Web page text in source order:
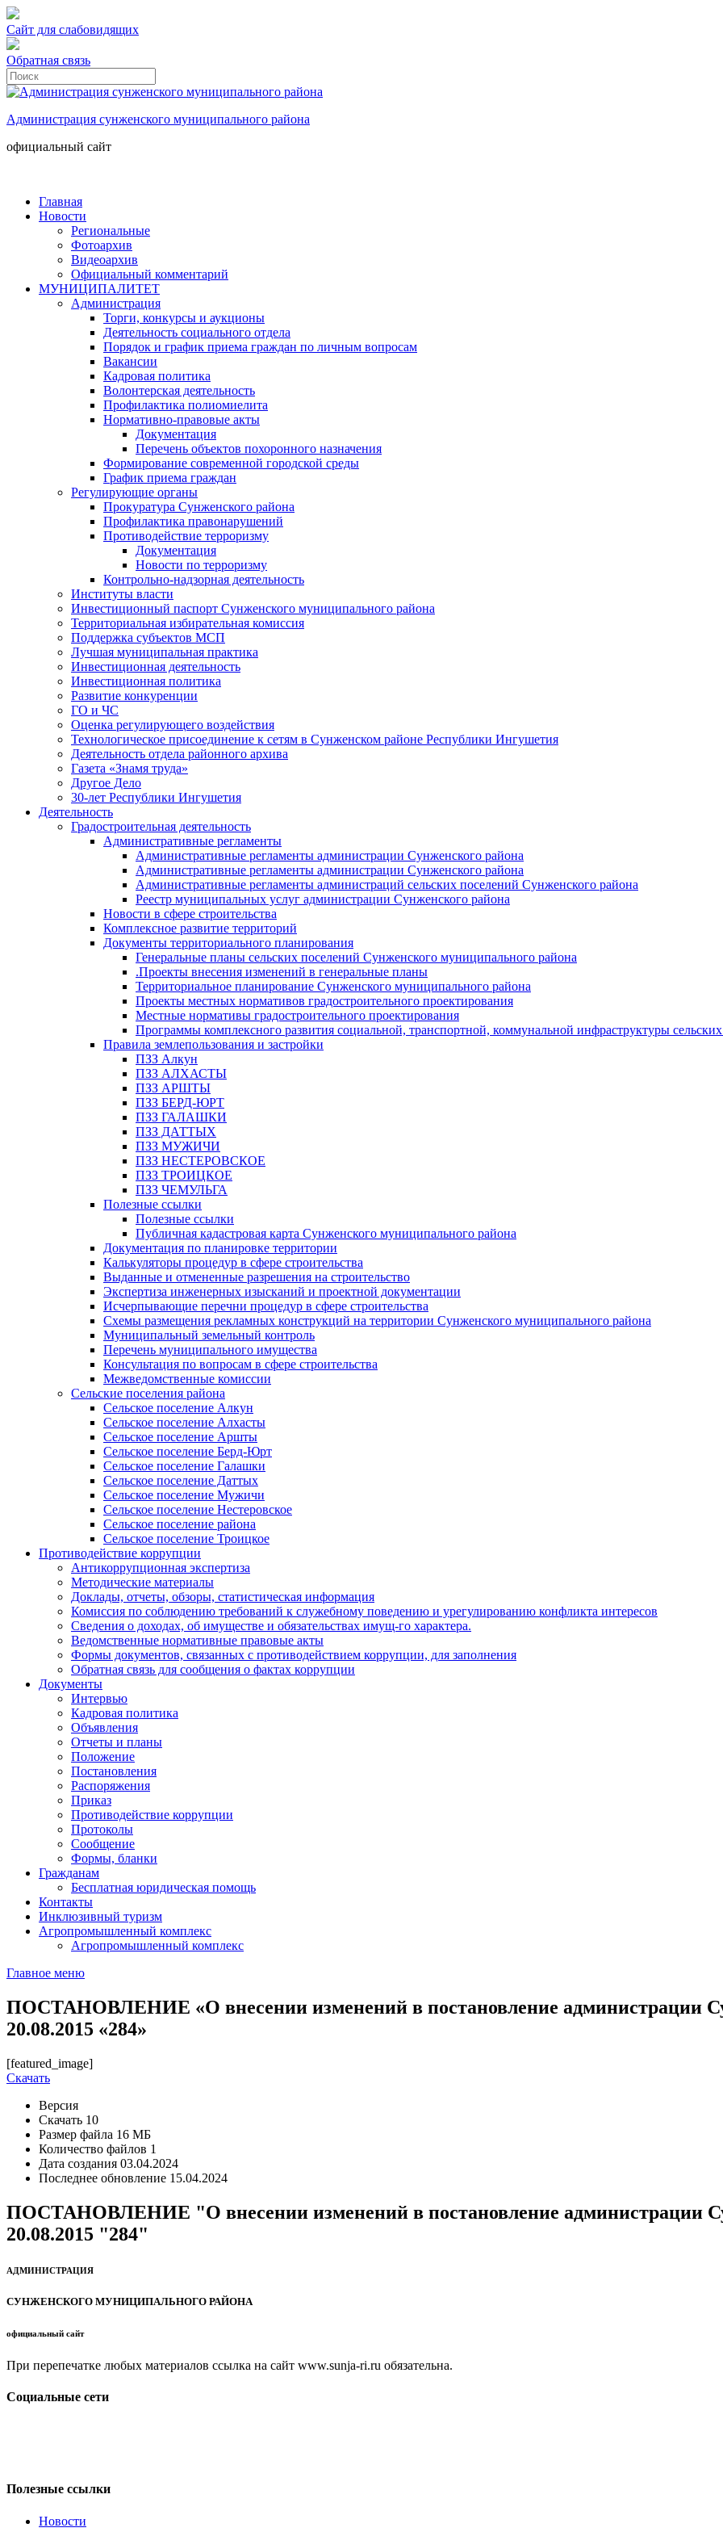
Сайт для слабовидящих
Обратная связь
Администрация сунженского муниципального района
официальный сайт
Главная
Новости
Региональные
Фотоархив
Видеоархив
Официальный комментарий
МУНИЦИПАЛИТЕТ
Администрация
Торги, конкурсы и аукционы
Деятельность социального отдела
Порядок и график приема граждан по личным вопросам
Вакансии
Кадровая политика
Волонтерская деятельность
Профилактика полиомиелита
Нормативно-правовые акты
Документация
Перечень объектов похоронного назначения
Формирование современной городской среды
График приема граждан
Регулирующие органы
Прокуратура Сунженского района
Профилактика правонарушений
Противодействие терроризму
Документация
Новости по терроризму
Контрольно-надзорная деятельность
Институты власти
Инвестиционный паспорт Сунженского муниципального района
Территориальная избирательная комиссия
Поддержка субъектов МСП
Лучшая муниципальная практика
Инвестиционная деятельность
Инвестиционная политика
Развитие конкуренции
ГО и ЧС
Оценка регулирующего воздействия
Технологическое присоединение к сетям в Сунженском районе Республики Ингушетия
Деятельность отдела районного архива
Газета «Знамя труда»
Другое Дело
30-лет Республики Ингушетия
Деятельность
Градостроительная деятельность
Административные регламенты
Административные регламенты администрации Сунженского района
Административные регламенты администрации Сунженского района
Административные регламенты администраций сельских поселений Сунженского района
Реестр муниципальных услуг администрации Сунженского района
Новости в сфере строительства
Комплексное развитие территорий
Документы территориального планирования
Генеральные планы сельских поселений Сунженского муниципального района
.Проекты внесения изменений в генеральные планы
Территориальное планирование Сунженского муниципального района
Проекты местных нормативов градостроительного проектирования
Местные нормативы градостроительного проектирования
Программы комплексного развития социальной, транспортной, коммунальной инфраструктуры
Правила землепользования и застройки
ПЗЗ Алкун
ПЗЗ АЛХАСТЫ
ПЗЗ АРШТЫ
ПЗЗ БЕРД-ЮРТ
ПЗЗ ГАЛАШКИ
ПЗЗ ДАТТЫХ
ПЗЗ МУЖИЧИ
ПЗЗ НЕСТЕРОВСКОЕ
ПЗЗ ТРОИЦКОЕ
ПЗЗ ЧЕМУЛЬГА
Полезные ссылки
Полезные ссылки
Публичная кадастровая карта Сунженского муниципального района
Документация по планировке территории
Калькуляторы процедур в сфере строительства
Выданные и отмененные разрешения на строительство
Экспертиза инженерных изысканий и проектной документации
Исчерпывающие перечни процедур в сфере строительства
Схемы размещения рекламных конструкций на территории Сунженского муниципального района
Муниципальный земельный контроль
Перечень муниципального имущества
Консультация по вопросам в сфере строительства
Межведомственные комиссии
Сельские поселения района
Сельское поселение Алкун
Сельское поселение Алхасты
Сельское поселение Аршты
Сельское поселение Берд-Юрт
Сельское поселение Галашки
Сельское поселение Даттых
Сельское поселение Мужичи
Сельское поселение Нестеровское
Сельское поселение района
Сельское поселение Троицкое
Противодействие коррупции
Антикоррупционная экспертиза
Методические материалы
Доклады, отчеты, обзоры, статистическая информация
Комиссия по соблюдению требований к служебному поведению и урегулированию конфликта интересов
Сведения о доходах, об имуществе и обязательствах имущ-го характера.
Ведомственные нормативные правовые акты
Формы документов, связанных с противодействием коррупции, для заполнения
Обратная связь для сообщения о фактах коррупции
Документы
Интервью
Кадровая политика
Объявления
Отчеты и планы
Положение
Постановления
Распоряжения
Приказ
Противодействие коррупции
Протоколы
Сообщение
Формы, бланки
Гражданам
Бесплатная юридическая помощь
Контакты
Инклюзивный туризм
Агропромышленный комплекс
Агропромышленный комплекс
Главное меню
ПОСТАНОВЛЕНИЕ «О внесении изменений в постановление администрации
20.08.2015 «284»
[featured_image]
Скачать
Версия
Скачать 10
Размер файла 16 МБ
Количество файлов 1
Дата создания 03.04.2024
Последнее обновление 15.04.2024
ПОСТАНОВЛЕНИЕ "О внесении изменений в постановление администрации
20.08.2015 "284"
АДМИНИСТРАЦИЯ
СУНЖЕНСКОГО МУНИЦИПАЛЬНОГО РАЙОНА
официальный сайт
При перепечатке любых материалов ссылка на сайт www.sunja-ri.ru обязательна.
Социальные сети
Полезные ссылки
Новости